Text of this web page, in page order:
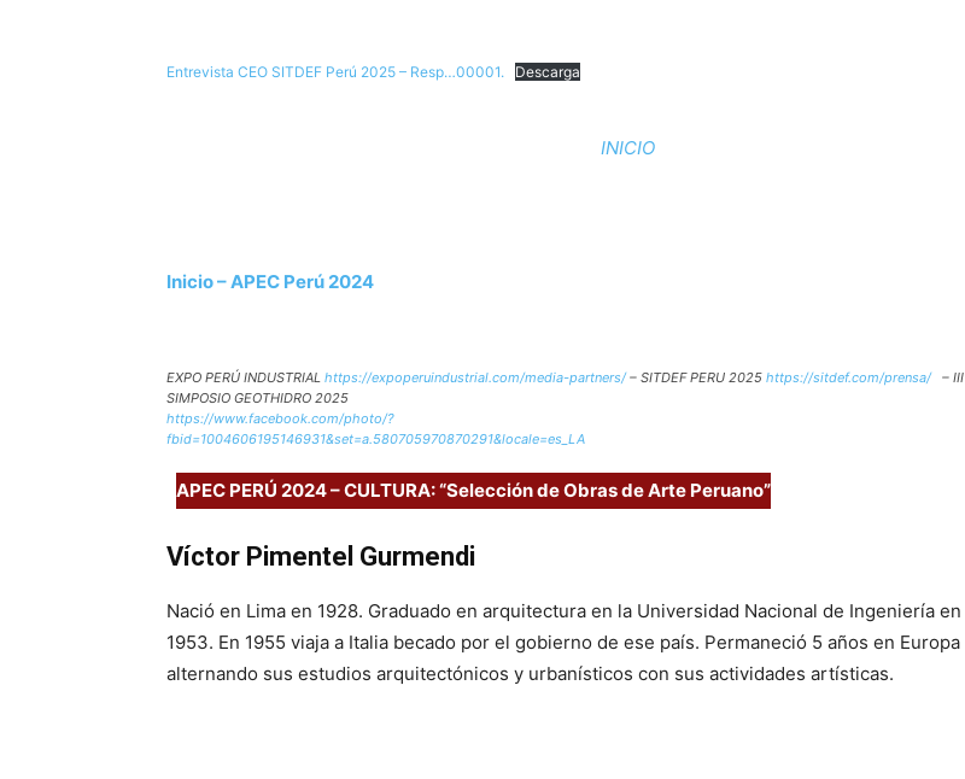
Entrevista CEO SITDEF Perú 2025 – Resp…00001. Descarga
INICIO
Inicio – APEC Perú 2024
EXPO PERÚ INDUSTRIAL https://expoperuindustrial.com/media-partners/– SITDEF PERU 2025 https://sitdef.com/prensa/– III
SIMPOSIO GEOTHIDRO 2025
https://www.facebook.com/photo/?
fbid=1004606195146931&set=a.580705970870291&locale=es_LA
APEC PERÚ 2024 – CULTURA: “Selección de Obras de Arte Peruano”
Víctor Pimentel Gurmendi
Nació en Lima en 1928. Graduado en arquitectura en la Universidad Nacional de Ingeniería en
1953. En 1955 viaja a Italia becado por el gobierno de ese país. Permaneció 5 años en Europa
alternando sus estudios arquitectónicos y urbanísticos con sus actividades artísticas.